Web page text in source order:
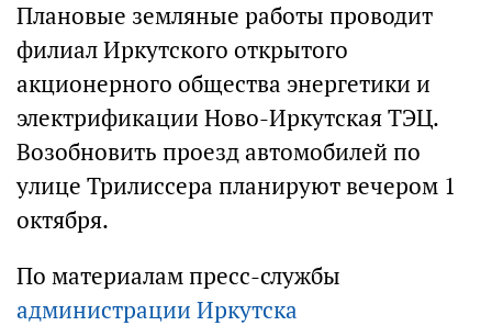
Плановые земляные работы проводит
филиал Иркутского открытого
акционерного общества энергетики и
электрификации Ново-Иркутская ТЭЦ.
Возобновить проезд автомобилей по
улице Трилиссера планируют вечером 1
октября.
По материалам пресс-службы
администрации Иркутска